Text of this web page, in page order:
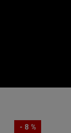
- 8 %